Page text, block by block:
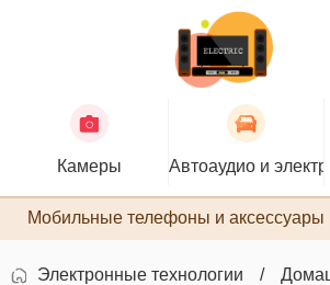
Камеры Автоаудио и
Мобильные телефоны и аксессуары
Электронные технологии